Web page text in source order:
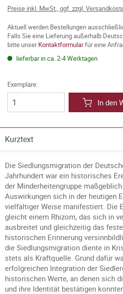
Preise inkl. MwSt., ggf. zzgl.
Aktuell werden Bestellungen
Falls Sie eine Lieferung außerhalb
bitte unserKontaktformularfür eine
lieferbar in ca. 2-4 Werktagen
Exemplare:
In den
Kurztext
Die Siedlungsmigration der
Jahrhundert war ein historisches
der Minderheitengruppe
Auswirkungen sich in der heutigen
vielfältiger Weise manifestiert. Die
gleicht einem Rhizom, das sich in
ausbreitet und gleichzeitig das
historischen Erinnerung
die Siedlungsmigration diente in
stets als Kraftquelle. Grund dafür
erfolgreichen Integration der
historischen Werte, an denen sich
und ihre Identität bestätigen